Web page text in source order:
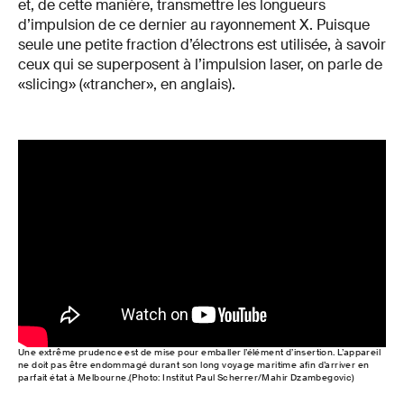
et, de cette manière, transmettre les longueurs
d’impulsion de ce dernier au rayonnement X. Puisque
seule une petite fraction d’électrons est utilisée, à savoir
ceux qui se superposent à l’impulsion laser, on parle de
«slicing» («trancher», en anglais).
Une extrême prudence est de mise pour emballer l’élément d’insertion. L’appareil
ne doit pas être endommagé durant son long voyage maritime afin d’arriver en
parfait état à Melbourne.(Photo: Institut Paul Scherrer/Mahir Dzambegovic)